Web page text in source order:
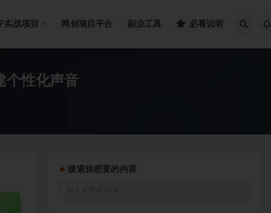
实战项目 网创项目平台 副业工具 必看说明
个性化声音
搜索你想要的内容